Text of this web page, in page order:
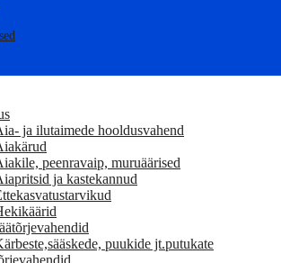
ja ilutaimede hooldusvahend
peenravaip, muruäärised
ja kastekannud
puukide jt.putukate